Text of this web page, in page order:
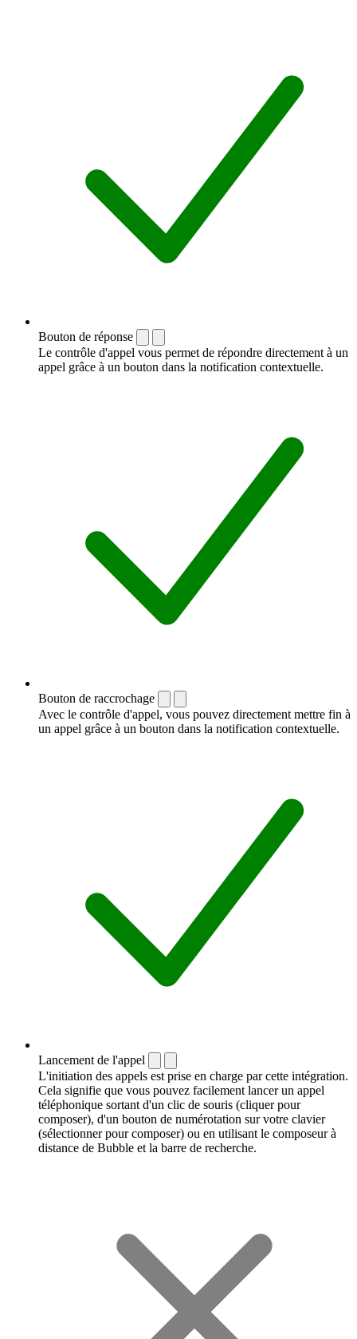
Bouton de réponse
Le contrôle d'appel vous permet de répondre directement à un
appel grâce à un bouton dans la notification contextuelle.
Bouton de raccrochage
Avec le contrôle d'appel, vous pouvez directement mettre fin à
un appel grâce à un bouton dans la notification contextuelle.
Lancement de l'appel
L'initiation des appels est prise en charge par cette intégration.
Cela signifie que vous pouvez facilement lancer un appel
téléphonique sortant d'un clic de souris (cliquer pour
composer), d'un bouton de numérotation sur votre clavier
(sélectionner pour composer) ou en utilisant le composeur à
distance de Bubble et la barre de recherche.